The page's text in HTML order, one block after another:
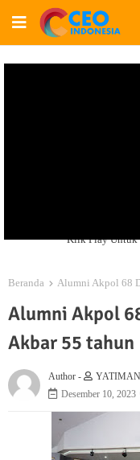
Klik Play Untuk
Beranda Alumni Akpol 68
Alumni Akpol
Akbar 55 tahun
Author -
YATIMAN
Desember 10, 2023